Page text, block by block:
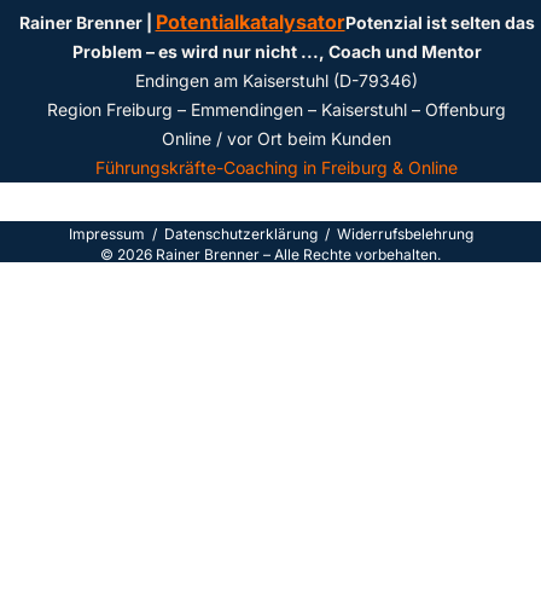
Rainer Brenner | PotentialkatalysatorPotenzial ist selten das
Problem – es wird nur nicht ..., Coach und Mentor
Endingen am Kaiserstuhl (D-79346)
Region Freiburg – Emmendingen – Kaiserstuhl – Offenburg
Online / vor Ort beim Kunden
Führungskräfte-Coaching in Freiburg & Online
Impressum / Datenschutzerklärung / Widerrufsbelehrung
© 2026 Rainer Brenner – Alle Rechte vorbehalten.